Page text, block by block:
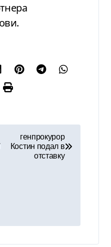
генпрокурор
Костин подал в
отставку